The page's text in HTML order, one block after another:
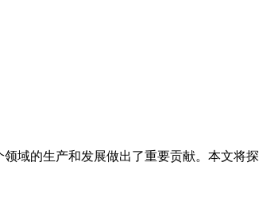
域的生产和发展做出了重要贡献。本文将探